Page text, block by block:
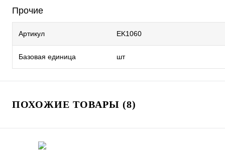
Прочие
Артикул EK1060
Базовая единица шт
ПОХОЖИЕ ТОВАРЫ (8)